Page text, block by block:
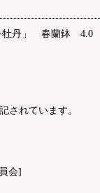
牡丹」 春蘭鉢 4.0
されています。
会]